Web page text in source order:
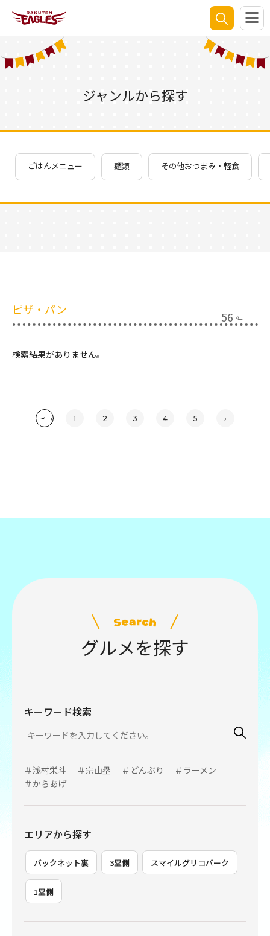
ジャンルから探す
ごはんメニュー 麺類 その他おつまみ・軽食
ピザ・パン 56 件
検索結果がありません。
‹ 1 2 3 4 5 ›
グルメを探す
キーワード検索
＃浅村栄斗 ＃宗山塁 ＃どんぶり
＃ラーメン
＃からあげ
エリアから探す
バックネット裏 3塁側 スマイルグリコパーク
1塁側